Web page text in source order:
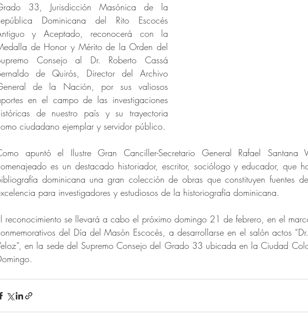
33, Jurisdicción Masónica de la
Dominicana del Rito Escocés
y Aceptado, reconocerá con la
de Honor y Mérito de la Orden del
Consejo al Dr. Roberto Cassá
de Quirós, Director del Archivo
de la Nación, por sus valiosos
en el campo de las investigaciones
de nuestro país y su trayectoria
ciudadano ejemplar y servidor público.
apuntó el Ilustre Gran Canciller-Secretario General Rafael Santana
es un destacado historiador, escritor, sociólogo y educador, que
dominicana una gran colección de obras que constituyen fuentes
para investigadores y estudiosos de la historiografía dominicana.
reconocimiento se llevará a cabo el próximo domingo 21 de febrero, en el
del Día del Masón Escocés, a desarrollarse en el salón actos
en la sede del Supremo Consejo del Grado 33 ubicada en la Ciudad